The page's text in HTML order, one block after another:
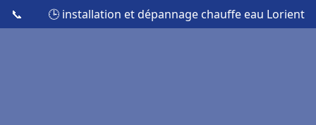
📞 🕒 installation et dépannage chauffe eau Lorient